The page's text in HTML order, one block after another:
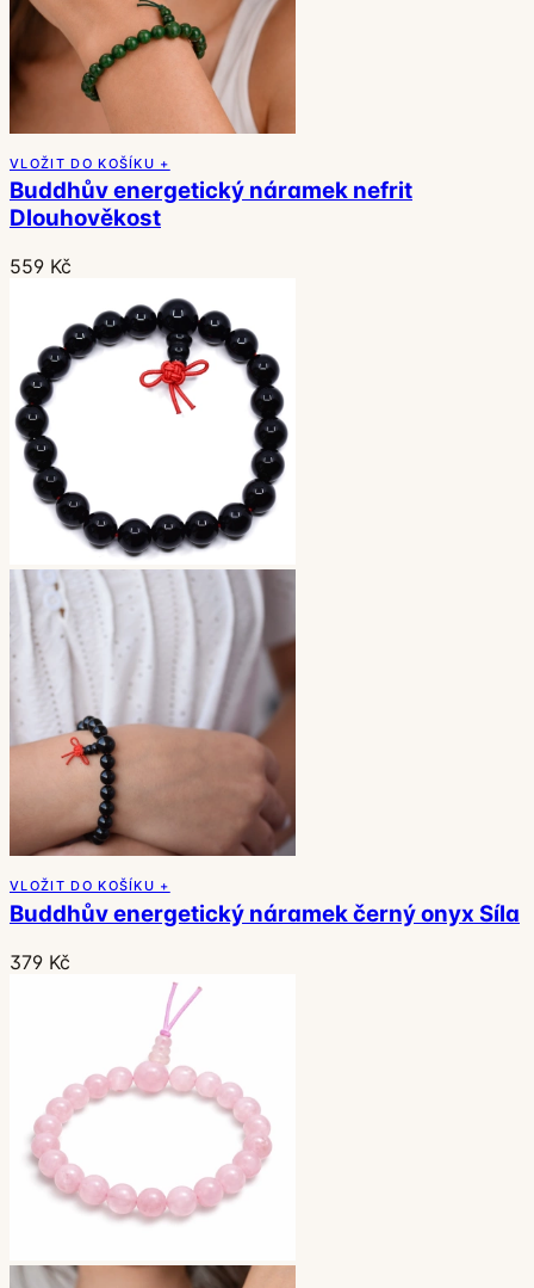
VLOŽIT DO KOŠÍKU +
Buddhův energetický náramek nefrit
Dlouhověkost
559 Kč
VLOŽIT DO KOŠÍKU +
Buddhův energetický náramek černý onyx Síla
379 Kč